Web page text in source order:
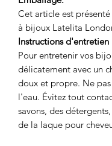
Cet article est
à bijoux Latelita
Instructions d'entretien
Pour entretenir vos
délicatement avec un
doux et propre. Ne
l'eau. Évitez tout
savons, des
de la laque pour